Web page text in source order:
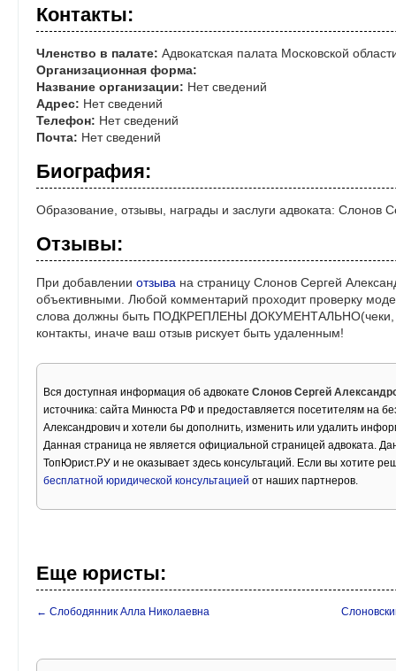
Контакты:
Членство в палате: Адвокатская палата Московской
Организационная форма:
Название организации: Нет сведений
Адрес: Нет сведений
Телефон: Нет сведений
Почта: Нет сведений
Биография:
Образование, отзывы, награды и заслуги адвоката: Слонов
Отзывы:
При добавлении отзыва на страницу Слонов Сергей
объективными. Любой комментарий проходит проверку
слова должны быть ПОДКРЕПЛЕНЫ ДОКУМЕНТАЛЬНО(чеки,
контакты, иначе ваш отзыв рискует быть удаленным!
Вся доступная информация об адвокате Слонов Сергей
источника: сайта Минюста РФ и предоставляется посетителям на
Александрович и хотели бы дополнить, изменить или удалить
Данная страница не является официальной страницей адвоката.
ТопЮрист.РУ и не оказывает здесь консультаций. Если вы хотите
бесплатной юридической консультацией от наших партнеров.
Еще юристы:
← Слободянник Алла Николаевна